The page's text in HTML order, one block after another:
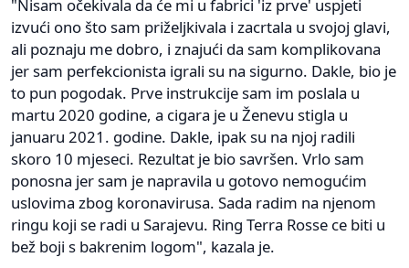
"Nisam očekivala da će mi u fabrici 'iz prve' uspjeti
izvući ono što sam priželjkivala i zacrtala u svojoj glavi,
ali poznaju me dobro, i znajući da sam komplikovana
jer sam perfekcionista igrali su na sigurno. Dakle, bio je
to pun pogodak. Prve instrukcije sam im poslala u
martu 2020 godine, a cigara je u Ženevu stigla u
januaru 2021. godine. Dakle, ipak su na njoj radili
skoro 10 mjeseci. Rezultat je bio savršen. Vrlo sam
ponosna jer sam je napravila u gotovo nemogućim
uslovima zbog koronavirusa. Sada radim na njenom
ringu koji se radi u Sarajevu. Ring Terra Rosse ce biti u
bež boji s bakrenim logom", kazala je.